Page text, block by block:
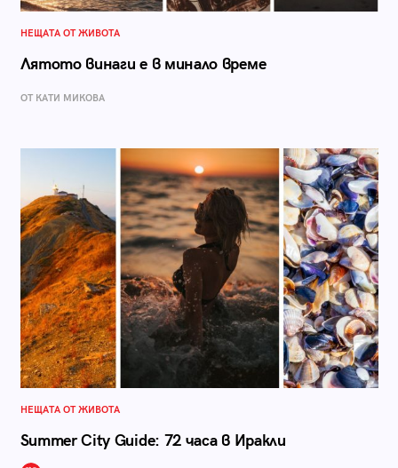
НЕЩАТА ОТ ЖИВОТА
Лятото винаги е в минало време
ОТ КАТИ МИКОВА
НЕЩАТА ОТ ЖИВОТА
Summer City Guide: 72 часа в Иракли